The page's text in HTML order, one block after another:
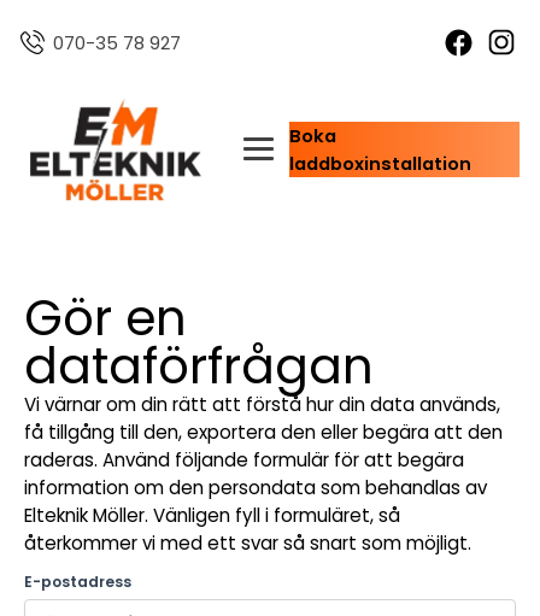
070-35 78 927
Boka
laddboxinstallation
Gör en
dataförfrågan
Vi värnar om din rätt att förstå hur din data används,
få tillgång till den, exportera den eller begära att den
raderas. Använd följande formulär för att begära
information om den persondata som behandlas av
Elteknik Möller. Vänligen fyll i formuläret, så
återkommer vi med ett svar så snart som möjligt.
E-postadress